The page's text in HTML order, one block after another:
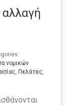
αλλαγή
νομικών
Πελάτες